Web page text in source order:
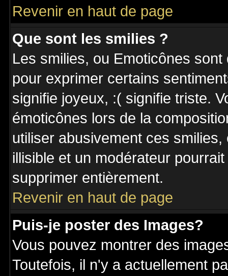
Revenir en haut de page
Que sont les smilies ?
Les smilies, ou Emoticônes
pour exprimer certains
signifie joyeux, :( signifie triste.
émoticônes lors de la
utiliser abusivement ces
illisible et un modérateur
supprimer entièrement.
Revenir en haut de page
Puis-je poster des Images?
Vous pouvez montrer des
Toutefois, il n'y a actuellement